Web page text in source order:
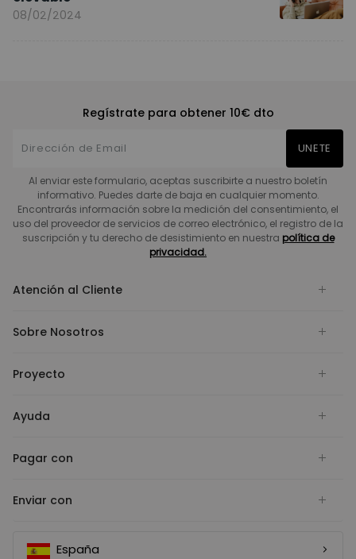
08/02/2024
Regístrate para obtener 10€ dto
UNETE
Al enviar este formulario, aceptas suscribirte a nuestro boletín
informativo. Puedes darte de baja en cualquier momento.
Encontrarás información sobre la medición del consentimiento, el
uso del proveedor de servicios de correo electrónico, el registro de la
suscripción y tu derecho de desistimiento en nuestra política de
privacidad.
Atención al Cliente
Sobre Nosotros
Proyecto
Ayuda
Pagar con
Enviar con
España